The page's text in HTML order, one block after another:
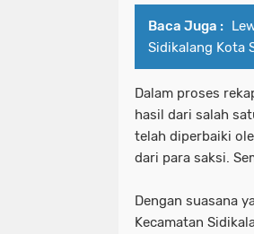
Baca Juga :
Sidikalang Kota
Dalam proses
hasil dari salah
telah diperbaiki
dari para saksi.
Dengan suasana
Kecamatan